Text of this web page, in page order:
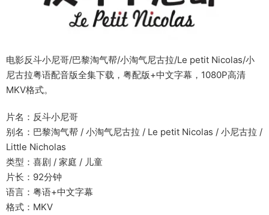
电影反斗小尼哥/巴黎淘气帮/小淘气尼古拉/Le petit Nicolas/小
尼古拉粤语配音版全集下载，粤配版+中文字幕，1080P高清
MKV格式。
片名：反斗小尼哥
别名：巴黎淘气帮 / 小淘气尼古拉 / Le petit Nicolas / 小尼古拉 /
Little Nicholas
类型：喜剧 / 家庭 / 儿童
片长：92分钟
语言：粤语+中文字幕
格式：MKV